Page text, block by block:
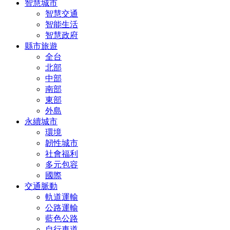
智慧城市
智慧交通
智能生活
智慧政府
縣市旅遊
全台
北部
中部
南部
東部
外島
永續城市
環境
韌性城市
社會福利
多元包容
國際
交通脈動
軌道運輸
公路運輸
藍色公路